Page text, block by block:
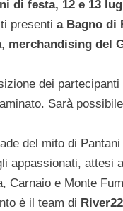
di festa, 12 e 13
presenti a Bagno di
, merchandising del
dei
Sarà
del mito di
appassionati, attesi
Carnaio e Monte
è il team di